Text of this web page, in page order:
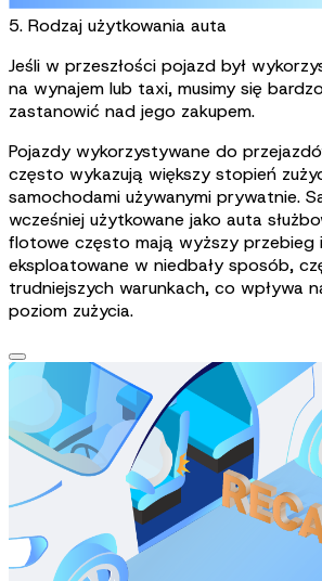
5. Rodzaj użytkowania auta
Jeśli w przeszłości pojazd był
na wynajem lub taxi, musimy się
zastanowić nad jego zakupem.
Pojazdy wykorzystywane do
często wykazują większy stopień
samochodami używanymi prywatnie.
wcześniej użytkowane jako auta
flotowe często mają wyższy przebieg
eksploatowane w niedbały sposób,
trudniejszych warunkach, co wpływa
poziom zużycia.